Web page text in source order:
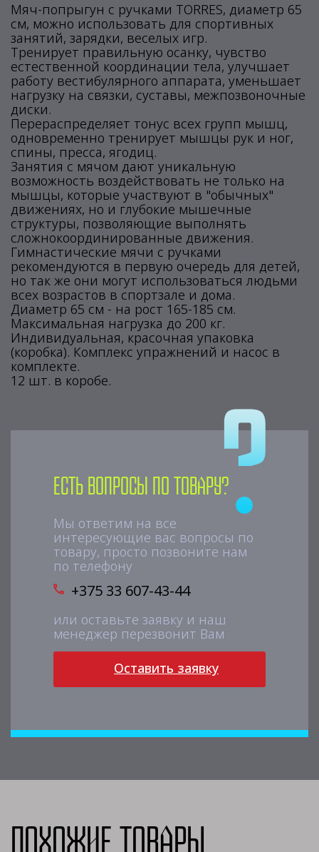
Мяч-попрыгун с ручками TORRES, диаметр 65
см, можно использовать для спортивных
занятий, зарядки, веселых игр.
Тренирует правильную осанку, чувство
естественной координации тела, улучшает
работу вестибулярного аппарата, уменьшает
нагрузку на связки, суставы, межпозвоночные
диски.
Перераспределяет тонус всех групп мышц,
одновременно тренирует мышцы рук и ног,
спины, пресса, ягодиц.
Занятия с мячом дают уникальную
возможность воздействовать не только на
мышцы, которые участвуют в "обычных"
движениях, но и глубокие мышечные
структуры, позволяющие выполнять
сложнокоординированные движения.
Гимнастические мячи с ручками
рекомендуются в первую очередь для детей,
но так же они могут использоваться людьми
всех возрастов в спортзале и дома.
Диаметр 65 см - на рост 165-185 см.
Максимальная нагрузка до 200 кг.
Индивидуальная, красочная упаковка
(коробка). Комплекс упражнений и насос в
комплекте.
12 шт. в коробе.
Есть вопросы по товару?
Мы ответим на все
интересующие вас вопросы по
товару, просто позвоните нам
по телефону
+375 33 607-43-44
или оставьте заявку и наш
менеджер перезвонит Вам
Оставить заявку
Похожие товары